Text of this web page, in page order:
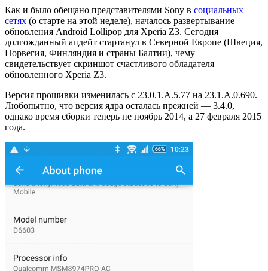
Как и было обещано представителями Sony в социальных
сетях (о старте на этой неделе), началось развертывание
обновления Android Lollipop для Xperia Z3. Сегодня
долгожданный апдейт стартанул в Северной Европе (Швеция,
Норвегия, Финляндия и страны Балтии), чему
свидетельствует скриншот счастливого обладателя
обновленного Xperia Z3.
Версия прошивки изменилась с 23.0.1.A.5.77 на 23.1.A.0.690.
Любопытно, что версия ядра осталась прежней — 3.4.0,
однако время сборки теперь не ноябрь 2014, а 27 февраля 2015
года.